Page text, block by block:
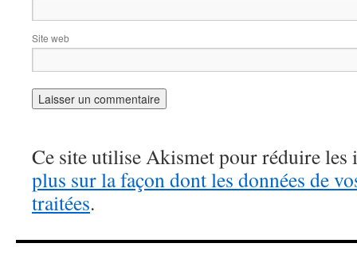
Site web
Ce site utilise Akismet pour réduire les
plus sur la façon dont les données de
traitées.